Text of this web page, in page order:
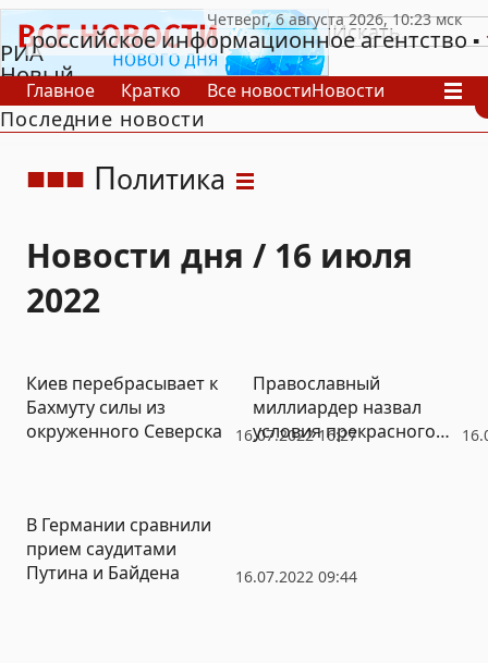
РИА
Новый
День
российское информационное агентство
Главное Кратко Все новостиНовости
В России
В мире
Последние новости
Политика
Новости дня / 16 июля
2022
16.07.2022 16:27
Киев перебрасывает к
Бахмуту силы из
окруженного Северска
Православный
миллиардер назвал
условия прекрасного
16.07.2022 09:44
В Германии сравнили
прием саудитами
Путина и Байдена